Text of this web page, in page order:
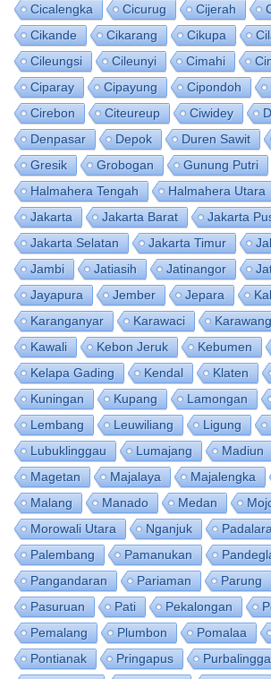
Cicalengka
Cicurug Cijerah
Cikande
Cikarang Cikupa
Cileungsi
Cileunyi Cimahi
Ciparay
Cipayung Cipondoh
Cirebon
Citeureup Ciwidey
Denpasar
Depok Duren Sawit
Gresik
Grobogan
Gunung Putri
Halmahera Tengah
Halmahera Utara
Jakarta
Jakarta Barat
Jakarta
Jakarta Selatan
Jakarta Timur
Jambi
Jatiasih Jatinangor
Jayapura
Jember Jepara
Karanganyar
Karawaci Karawang
Kawali
Kebon Jeruk Kebumen
Kelapa Gading
Kendal Klaten
Kuningan
Kupang Lamongan
Lembang
Leuwiliang Ligung
Lubuklinggau
Lumajang Madiun
Magetan
Majalaya Majalengka
Malang
Manado Medan
Morowali Utara
Nganjuk
Palembang
Pamanukan
Pangandaran
Pariaman Parung
Pasuruan
Pati Pekalongan
Pemalang
Plumbon Pomalaa
Pontianak
Pringapus Purbalingga